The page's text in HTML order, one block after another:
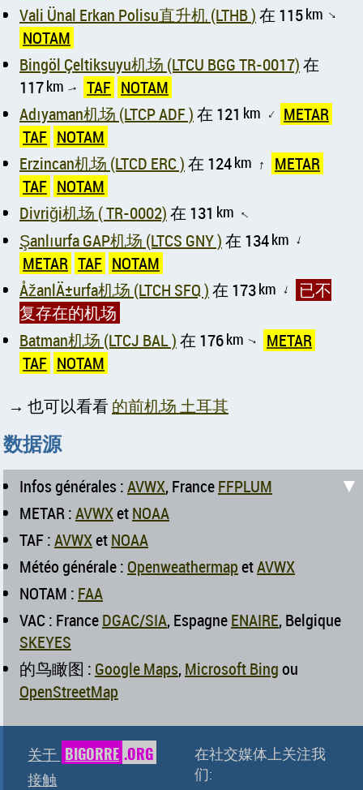
Vali Ünal Erkan Polisu直升机 (LTHB )在 115km ↑
NOTAM
Bingöl Çeltiksuyu机场 (LTCU BGG TR-0017)在
117km ↑ TAF NOTAM
Adıyaman机场 (LTCP ADF )在 121 km ↑ METAR
TAF NOTAM
Erzincan机场 (LTCD ERC )在 124km ↑
METAR
TAF NOTAM
Divriği机场 ( TR-0002)在 131 km ↑
Şanlıurfa GAP机场 (LTCS GNY )在 134km ↑
METAR TAF NOTAM
ÅžanlÄ±urfa机场 (LTCH SFQ )在 173km ↑
已不
复存在的机场
Batman机场 (LTCJ BAL )在 176km ↑
METAR
TAF NOTAM
→ 也可以看看的前机场 土耳其
数据源
Infos générales :AVWX, FranceFFPLUM
METAR :AVWXetNOAA
TAF :AVWXetNOAA
Météo générale : OpenweathermapetAVWX
NOTAM : FAA
VAC : FranceDGAC/SIA, EspagneENAIRE, Belgique
SKEYES
的鸟瞰图 : Google Maps, Microsoft Bingou
OpenStreetMap
▼
关于 BIGORRE .ORG
接触
在社交媒体上关注我
们: